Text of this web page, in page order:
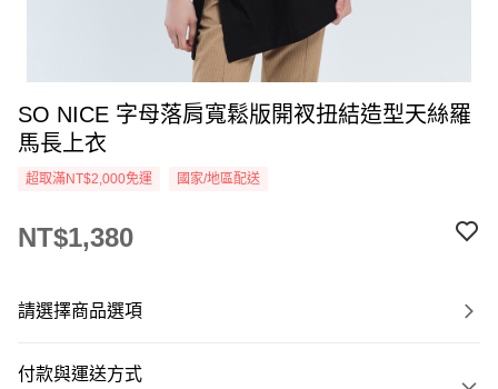
SO NICE 字母落肩寬鬆版開衩扭結造型天絲羅
馬長上衣
超取滿NT$2,000免運 國家/地區配送
NT$1,380
請選擇商品選項
付款與運送方式